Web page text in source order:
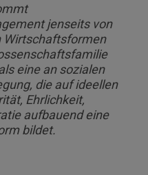
jenseits von
Wirtschaftsformen
eine an sozialen
die auf ideellen
Ehrlichkeit,
aufbauend eine
bildet.